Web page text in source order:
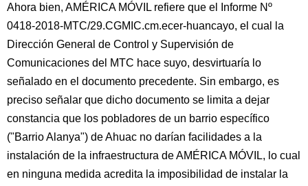
Ahora bien, AMÉRICA MÓVIL refiere que el Informe Nº
0418-2018-MTC/29.CGMIC.cm.ecer-huancayo, el cual la
Dirección General de Control y Supervisión de
Comunicaciones del MTC hace suyo, desvirtuaría lo
señalado en el documento precedente. Sin embargo, es
preciso señalar que dicho documento se limita a dejar
constancia que los pobladores de un barrio específico
("Barrio Alanya") de Ahuac no darían facilidades a la
instalación de la infraestructura de AMÉRICA MÓVIL, lo cual
en ninguna medida acredita la imposibilidad de instalar la